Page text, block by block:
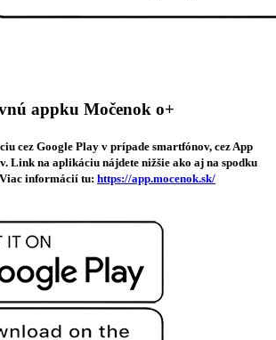
appku Močenok o+
cez Google Play v prípade smartfónov, cez App
Link na aplikáciu nájdete nižšie ako aj na spodku
informácií tu: https://app.mocenok.sk/